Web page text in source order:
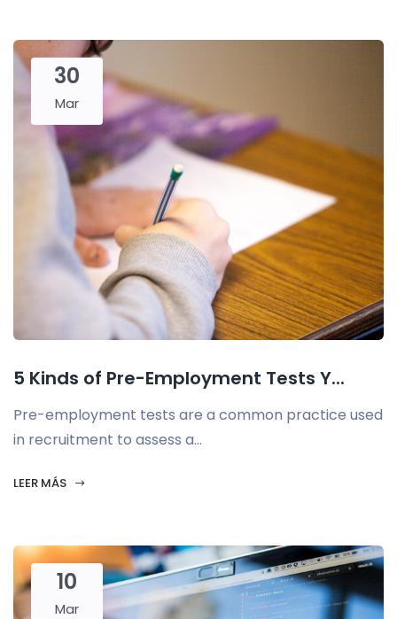
30
Mar
5 Kinds of Pre-Employment Tests Y...
Pre-employment tests are a common practice used
in recruitment to assess a...
LEER MÁS
10
Mar